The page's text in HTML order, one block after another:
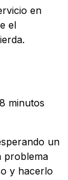
en
el
minutos
un
problema
y hacerlo